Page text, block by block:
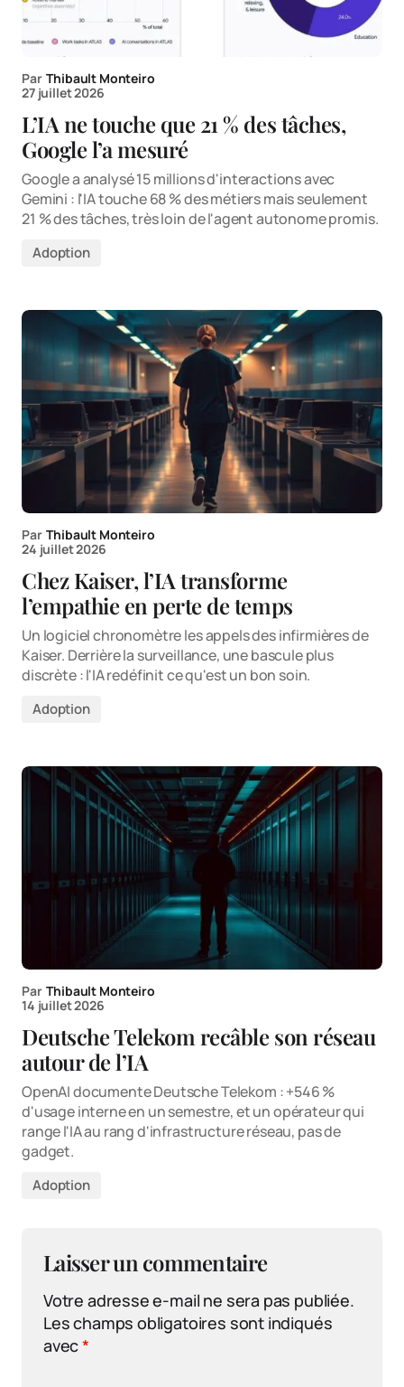
Par Thibault Monteiro
27 juillet 2026
L’IA ne touche que 21 % des tâches,
Google l’a mesuré
Google a analysé 15 millions d'interactions avec
Gemini : l'IA touche 68 % des métiers mais seulement
21 % des tâches, très loin de l'agent autonome promis.
Adoption
Par Thibault Monteiro
24 juillet 2026
Chez Kaiser, l’IA transforme
l’empathie en perte de temps
Un logiciel chronomètre les appels des infirmières de
Kaiser. Derrière la surveillance, une bascule plus
discrète : l'IA redéfinit ce qu'est un bon soin.
Adoption
Par Thibault Monteiro
14 juillet 2026
Deutsche Telekom recâble son réseau
autour de l’IA
OpenAI documente Deutsche Telekom : +546 %
d'usage interne en un semestre, et un opérateur qui
range l'IA au rang d'infrastructure réseau, pas de
gadget.
Adoption
Laisser un commentaire
Votre adresse e-mail ne sera pas publiée.
Les champs obligatoires sont indiqués
avec*